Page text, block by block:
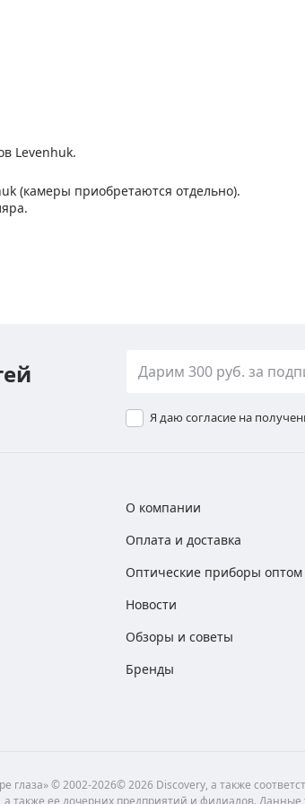
Levenhuk.
(камеры приобретаются отдельно).
Я даю согласие на
О компании
Оплата и доставка
Оптические приборы оптом
Новости
Обзоры и советы
Бренды
глаза» © 2002-2026© 2026 Discovery, а также
также ее дочерних предприятий и филиалов. Данные